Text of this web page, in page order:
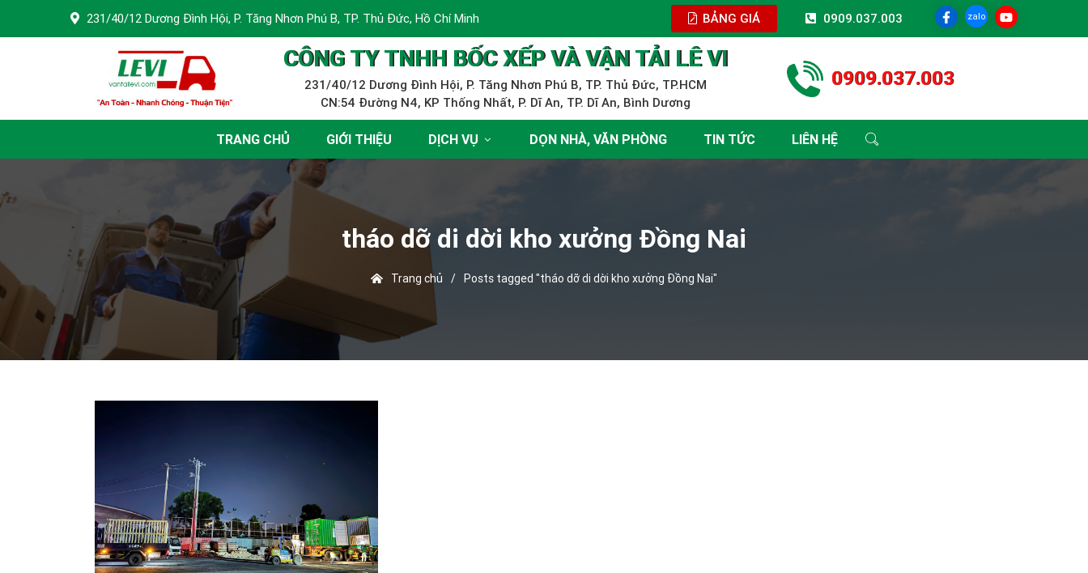
231/40/12 Dương Đình Hội, P. Tăng Nhơn Phú B, TP. Thủ Đức, Hồ Chí Minh BẢNG GIÁ 0909.037.003 zalo
CÔNG TY TNHH BỐC XẾP VÀ VẬN TẢI LÊ VI
231/40/12 Dương Đình Hội, P. Tăng Nhơn Phú B, TP. Thủ Đức, TP.HCM
CN:54 Đường N4, KP Thống Nhất, P. Dĩ An, TP. Dĩ An, Bình Dương
0909.037.003
TRANG CHỦ GIỚI THIỆU DỊCH VỤ DỌN NHÀ, VĂN PHÒNG TIN TỨC LIÊN HỆ
tháo dỡ di dời kho xưởng Đồng Nai
Trang chủ /Posts tagged "tháo dỡ di dời kho xưởng Đồng Nai"